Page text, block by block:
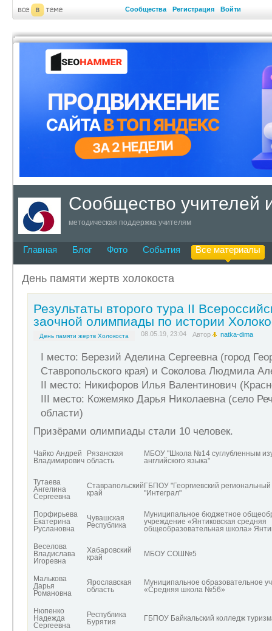
Сообщества Регистрация Войти
Сообщество учителей
методическая поддержка учителям
Главная Блог Фото События Все материалы
День памяти жертв холокоста
Результаты второго тура II
заочной олимпиады по истории
День памяти жертв Холокоста 08.05.19, 23:04 Автор natka-dima
I место: Березий Аделина Сергеевна (город
Ставропольского края) и Соколова Людмила
II место: Никифоров Илья Валентинович
III место: Кожемяко Дарья Николаевна (село
области)
Призёрами олимпиады стали 10 человек.
Чайко Андрей
Владимирович
Рязанская
область
МБОУ "Школа №14 суглубленным
английского языка"
Тутаева
Ангелина
Сергеевна
Ставрапольский
край
ГБПОУ "Георгиевский
"Интеграл"
Порфирьева
Екатерина
Руслановна
Чувашская
Республика
Муниципальное бюджетное
учреждение «Янтиковская средняя
общеобразовательная школа»
Веселова
Владислава
Игоревна
Хабаровский
край
МБОУ СОШ№5
Малькова
Дарья
Романовна
Ярославская
область
Муниципальное образовательное
«Средняя школа №56»
Нюпенко
Надежда
Сергеевна
Республика
Бурятия
ГБПОУ Байкальский колледж